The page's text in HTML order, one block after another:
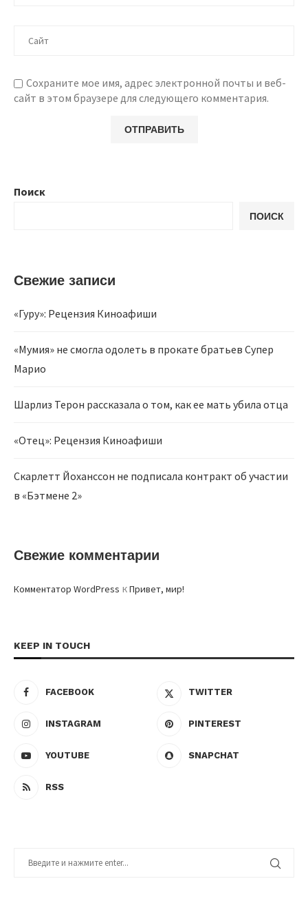
Сохраните мое имя, адрес электронной почты и веб-
сайт в этом браузере для следующего комментария.
Поиск
ПОИСК
Свежие записи
«Гуру»: Рецензия Киноафиши
«Мумия» не смогла одолеть в прокате братьев Супер
Марио
Шарлиз Терон рассказала о том, как ее мать убила отца
«Отец»: Рецензия Киноафиши
Скарлетт Йоханссон не подписала контракт об участии
в «Бэтмене 2»
Свежие комментарии
Комментатор WordPress кПривет, мир!
KEEP IN TOUCH
FACEBOOK TWITTER
INSTAGRAM PINTEREST
YOUTUBE SNAPCHAT
RSS